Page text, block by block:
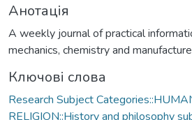
Анотація
A weekly journal of practical
mechanics, chemistry and
Ключові слова
Research Subject
RELIGION::History and philosophy